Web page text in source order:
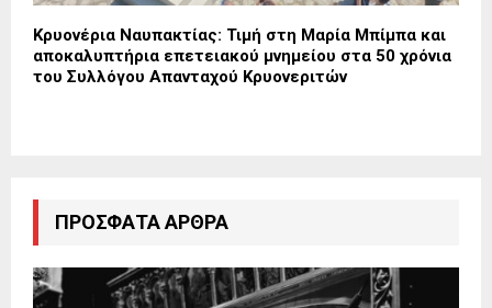
Κρυονέρια Ναυπακτίας: Τιμή στη Μαρία Μπίμπα και
αποκαλυπτήρια επετειακού μνημείου στα 50 χρόνια
του Συλλόγου Απανταχού Κρυονεριτών
ΠΡΌΣΦΑΤΑ ΆΡΘΡΑ